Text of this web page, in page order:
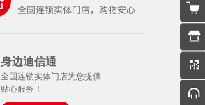
身边迪信通
全国连锁实体门店为您提供
贴心服务！